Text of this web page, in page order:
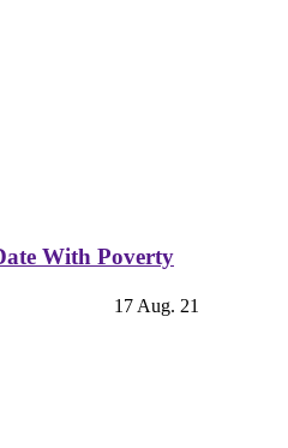
With Poverty
17 Aug. 21